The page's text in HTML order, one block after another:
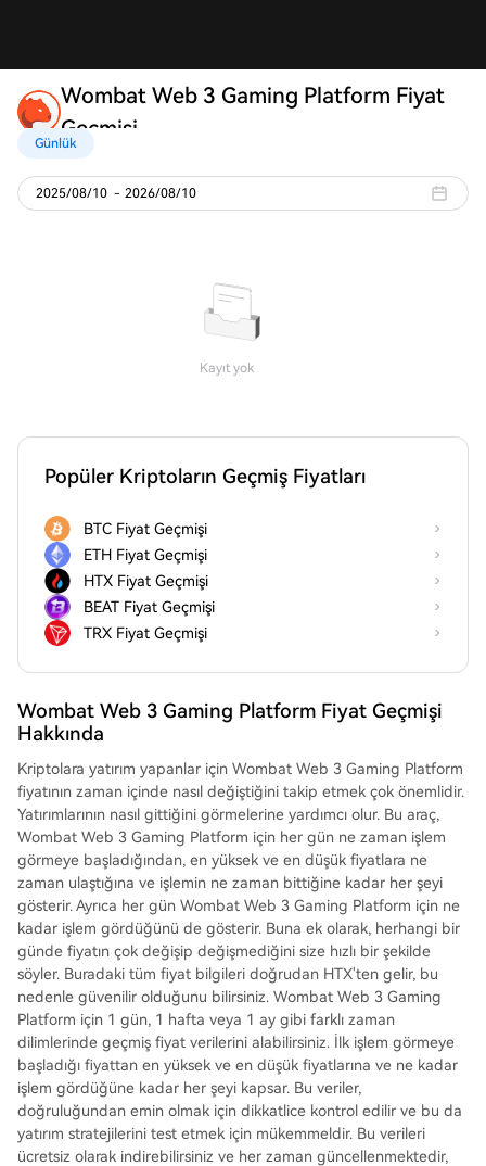
Wombat Web 3 Gaming Platform Fiyat
Geçmişi
Günlük
2025/08/10 - 2026/08/10
Kayıt yok
Popüler Kriptoların Geçmiş Fiyatları
BTC Fiyat Geçmişi
ETH Fiyat Geçmişi
HTX Fiyat Geçmişi
BEAT Fiyat Geçmişi
TRX Fiyat Geçmişi
Wombat Web 3 Gaming Platform Fiyat Geçmişi
Hakkında
Kriptolara yatırım yapanlar için Wombat Web 3 Gaming Platform
fiyatının zaman içinde nasıl değiştiğini takip etmek çok önemlidir.
Yatırımlarının nasıl gittiğini görmelerine yardımcı olur. Bu araç,
Wombat Web 3 Gaming Platform için her gün ne zaman işlem
görmeye başladığından, en yüksek ve en düşük fiyatlara ne
zaman ulaştığına ve işlemin ne zaman bittiğine kadar her şeyi
gösterir. Ayrıca her gün Wombat Web 3 Gaming Platform için ne
kadar işlem gördüğünü de gösterir. Buna ek olarak, herhangi bir
günde fiyatın çok değişip değişmediğini size hızlı bir şekilde
söyler. Buradaki tüm fiyat bilgileri doğrudan HTX'ten gelir, bu
nedenle güvenilir olduğunu bilirsiniz. Wombat Web 3 Gaming
Platform için 1 gün, 1 hafta veya 1 ay gibi farklı zaman
dilimlerinde geçmiş fiyat verilerini alabilirsiniz. İlk işlem görmeye
başladığı fiyattan en yüksek ve en düşük fiyatlarına ve ne kadar
işlem gördüğüne kadar her şeyi kapsar. Bu veriler,
doğruluğundan emin olmak için dikkatlice kontrol edilir ve bu da
yatırım stratejilerini test etmek için mükemmeldir. Bu verileri
ücretsiz olarak indirebilirsiniz ve her zaman güncellenmektedir,